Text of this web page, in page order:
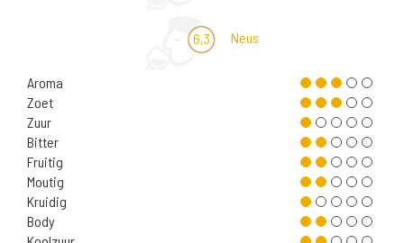
6,3 Neus
Aroma
Zoet
Zuur
Bitter
Fruitig
Moutig
Kruidig
Body